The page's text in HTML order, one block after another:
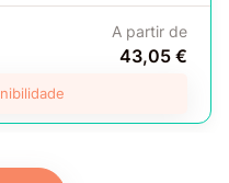
A partir de
43,05 €